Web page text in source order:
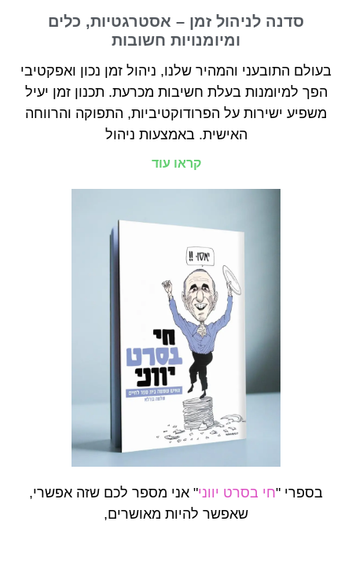
סדנה לניהול זמן – אסטרגטיות, כלים
ומיומנויות חשובות
בעולם התובעני והמהיר שלנו, ניהול זמן נכון ואפקטיבי
הפך למיומנות בעלת חשיבות מכרעת. תכנון זמן יעיל
משפיע ישירות על הפרודוקטיביות, התפוקה והרווחה
האישית. באמצעות ניהול
קראו עוד
בספרי "חי בסרט יווני" אני מספר לכם שזה אפשרי,
שאפשר להיות מאושרים,